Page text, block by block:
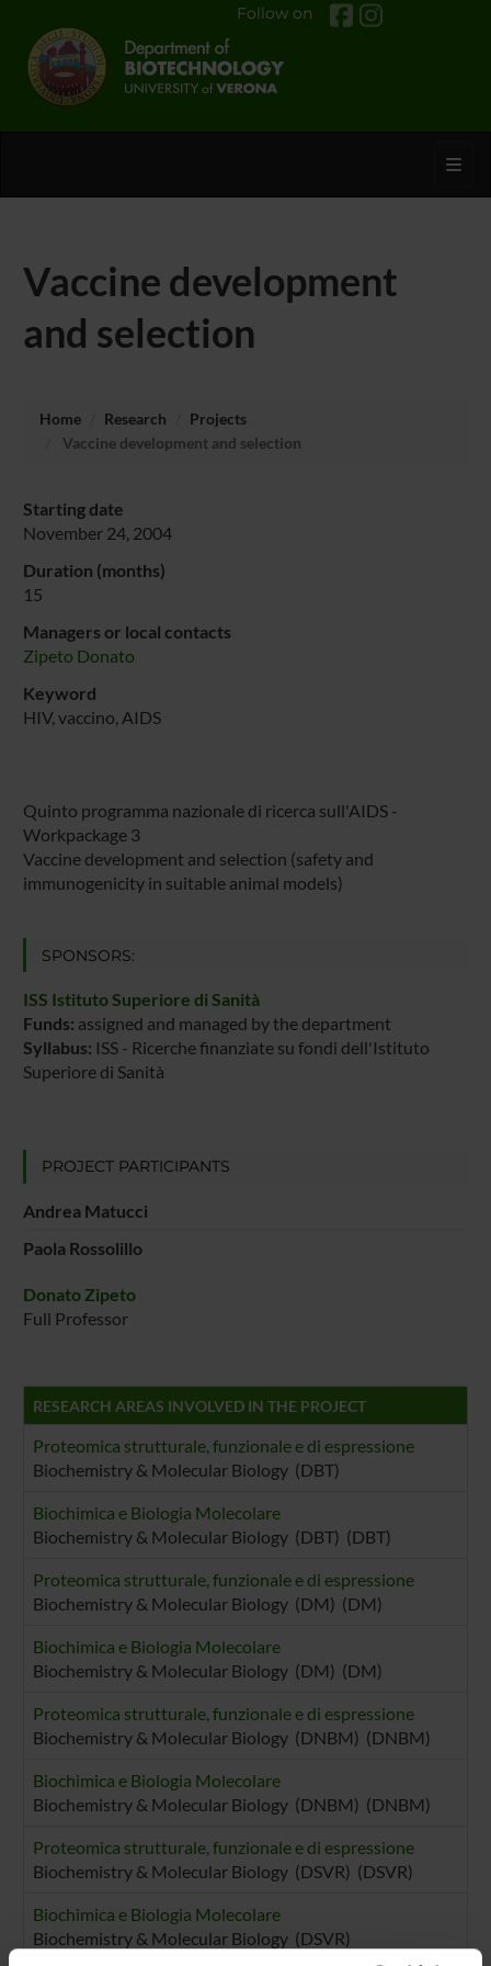
Follow on
Vaccine development
and selection
Home Research
Projects
Vaccine development and selection
Starting date
November 24, 2004
Duration (months)
15
Managers or local contacts
Zipeto Donato
Keyword
HIV, vaccino, AIDS
Quinto programma nazionale di ricerca sull'AIDS -
Workpackage 3
Vaccine development and selection (safety and
immunogenicity in suitable animal models)
SPONSORS:
ISS Istituto Superiore di Sanità
Funds: assigned and managed by the department
Syllabus: ISS - Ricerche finanziate su fondi dell'Istituto
Superiore di Sanità
PROJECT PARTICIPANTS
Andrea Matucci
Paola Rossolillo
Donato Zipeto
Full Professor
RESEARCH AREAS INVOLVED IN THE PROJECT
Proteomica strutturale, funzionale e di espressione
Biochemistry & Molecular Biology (DBT)
Biochimica e Biologia Molecolare
Biochemistry & Molecular Biology (DBT) (DBT)
Proteomica strutturale, funzionale e di espressione
Biochemistry & Molecular Biology (DM) (DM)
Biochimica e Biologia Molecolare
Biochemistry & Molecular Biology (DM) (DM)
Proteomica strutturale, funzionale e di espressione
Biochemistry & Molecular Biology (DNBM) (DNBM)
Biochimica e Biologia Molecolare
Biochemistry & Molecular Biology (DNBM) (DNBM)
Proteomica strutturale, funzionale e di espressione
Biochemistry & Molecular Biology (DSVR) (DSVR)
Biochimica e Biologia Molecolare
Biochemistry & Molecular Biology (DSVR)